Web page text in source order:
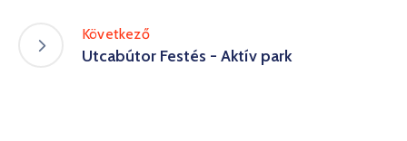
Következő
Utcabútor Festés - Aktív park